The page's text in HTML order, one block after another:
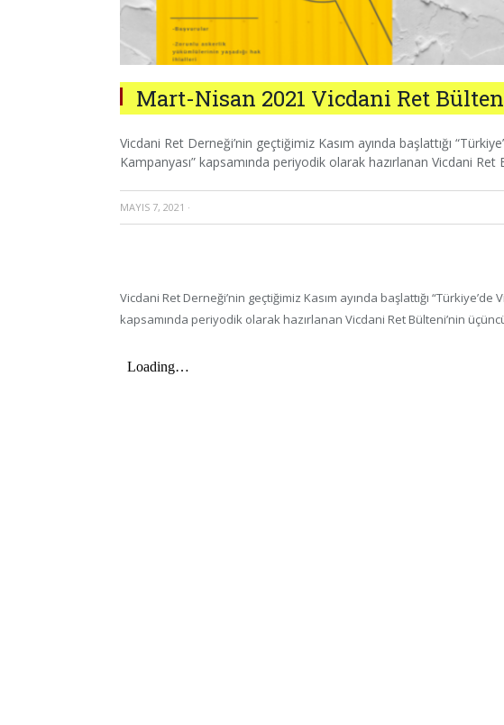
Mart-Nisan 2021 Vicdani Ret
Vicdani Ret Derneği’nin geçtiğimiz Kasım ayında başlattığı
Kampanyası” kapsamında periyodik olarak hazırlanan Vicdani Ret
MAYIS 7, 2021 ·
Vicdani Ret Derneği’nin geçtiğimiz Kasım ayında başlattığı
kapsamında periyodik olarak hazırlanan Vicdani Ret Bülteni’nin üçüncü